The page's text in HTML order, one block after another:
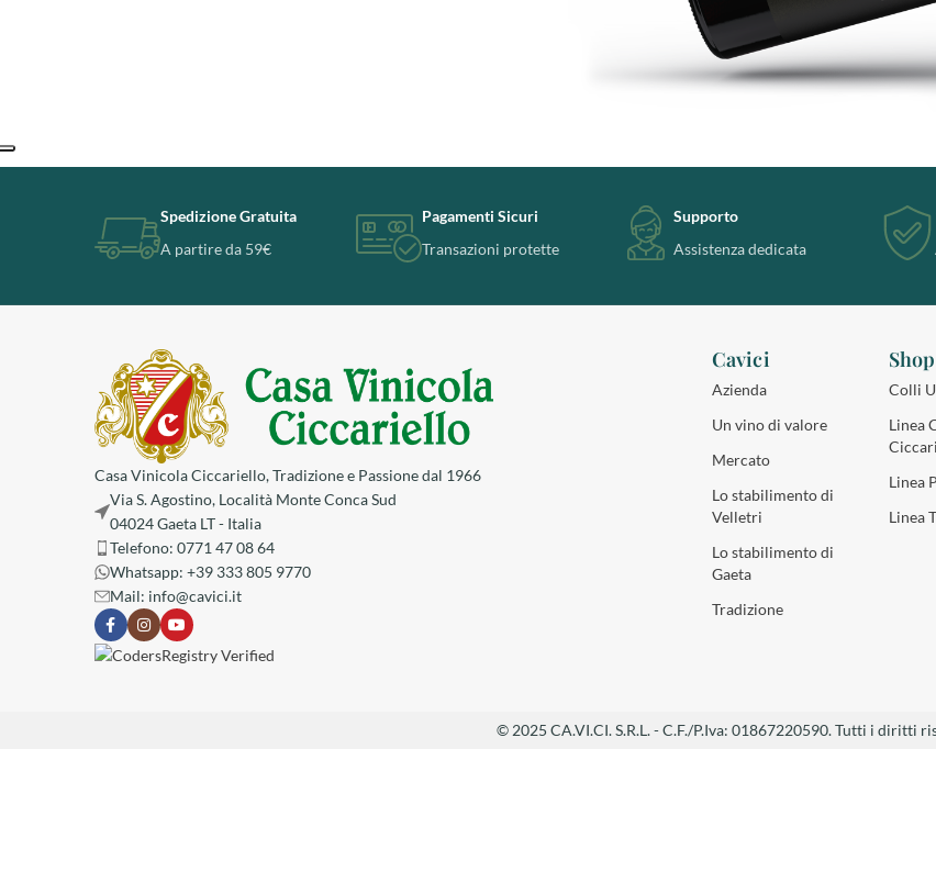
Spedizione Gratuita
A partire da 59€
Pagamenti Sicuri
Transazioni protette
Supporto
Assistenza dedicata
Casa Vinicola Ciccariello, Tradizione e Passione dal 1966
Via S. Agostino, Località Monte Conca Sud
04024 Gaeta LT - Italia
Telefono: 0771 47 08 64
Whatsapp: ‪+39 333 805 9770‬
Mail: info@cavici.it
Cavici
Azienda
Un vino di valore
Mercato
Lo stabilimento di
Velletri
Lo stabilimento di
Gaeta
Tradizione
Shop
Colli
Linea
Linea
Linea
© 2025 CA.VI.CI. S.R.L. - C.F./P.Iva: 01867220590. Tutti i diritti